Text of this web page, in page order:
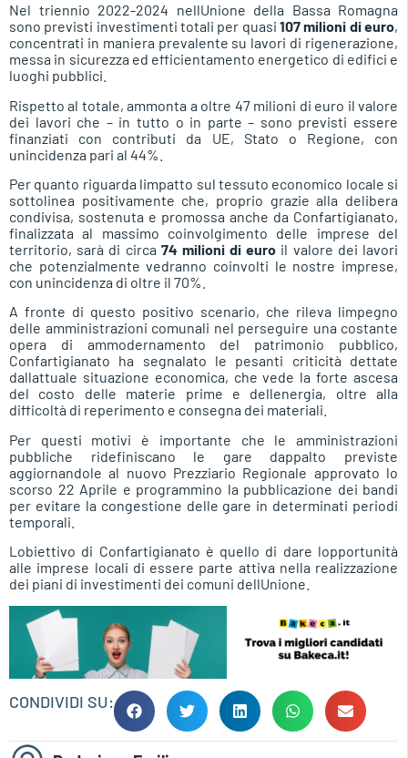
Nel triennio 2022-2024 nellUnione della Bassa Romagna
sono previsti investimenti totali per quasi 107 milioni di euro,
concentrati in maniera prevalente su lavori di rigenerazione,
messa in sicurezza ed efficientamento energetico di edifici e
luoghi pubblici.
Rispetto al totale, ammonta a oltre 47 milioni di euro il valore
dei lavori che – in tutto o in parte – sono previsti essere
finanziati con contributi da UE, Stato o Regione, con
unincidenza pari al 44%.
Per quanto riguarda limpatto sul tessuto economico locale si
sottolinea positivamente che, proprio grazie alla delibera
condivisa, sostenuta e promossa anche da Confartigianato,
finalizzata al massimo coinvolgimento delle imprese del
territorio, sarà di circa 74 milioni di euro il valore dei lavori
che potenzialmente vedranno coinvolti le nostre imprese,
con unincidenza di oltre il 70%.
A fronte di questo positivo scenario, che rileva limpegno
delle amministrazioni comunali nel perseguire una costante
opera di ammodernamento del patrimonio pubblico,
Confartigianato ha segnalato le pesanti criticità dettate
dallattuale situazione economica, che vede la forte ascesa
del costo delle materie prime e dellenergia, oltre alla
difficoltà di reperimento e consegna dei materiali.
Per questi motivi è importante che le amministrazioni
pubbliche ridefiniscano le gare dappalto previste
aggiornandole al nuovo Prezziario Regionale approvato lo
scorso 22 Aprile e programmino la pubblicazione dei bandi
per evitare la congestione delle gare in determinati periodi
temporali.
Lobiettivo di Confartigianato è quello di dare lopportunità
alle imprese locali di essere parte attiva nella realizzazione
dei piani di investimenti dei comuni dellUnione.
CONDIVIDI SU: